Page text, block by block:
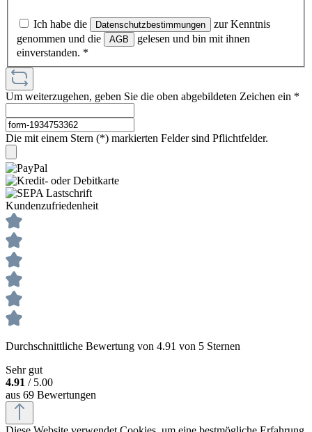
Ich habe die Datenschutzbestimmungen
zur Kenntnis
genommen und die
AGB
gelesen und bin mit ihnen
einverstanden. *
Um weiterzugehen, geben Sie die oben abgebildeten Zeichen ein *
Die mit einem Stern (*) markierten Felder sind Pflichtfelder.
Kundenzufriedenheit
Durchschnittliche Bewertung von 4.91 von 5 Sternen
Sehr gut
4.91 / 5.00
aus 69 Bewertungen